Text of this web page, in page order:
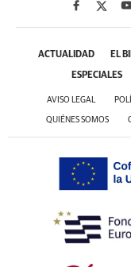
ACTUALIDAD EL
ESPECIALES
AVISO LEGAL
QUIÉNES SOMOS